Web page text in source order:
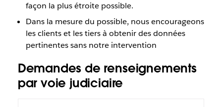
façon la plus étroite possible.
Dans la mesure du possible, nous encourageons
les clients et les tiers à obtenir des données
pertinentes sans notre intervention
Demandes de renseignements
par voie judiciaire